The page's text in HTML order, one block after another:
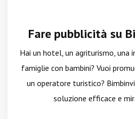
Fare pubblicità su
Hai un hotel, un agriturismo, una
famiglie con bambini? Vuoi
un operatore turistico?
soluzione efficace e